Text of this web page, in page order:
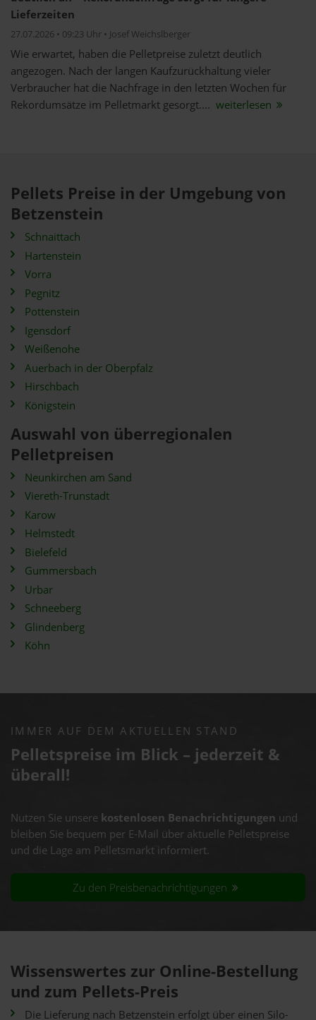
Lieferzeiten
27.07.2026 • 09:23 Uhr • Josef Weichslberger
Wie erwartet, haben die Pelletpreise zuletzt deutlich
angezogen. Nach der langen Kaufzurückhaltung vieler
Verbraucher hat die Nachfrage in den letzten Wochen für
Rekordumsätze im Pelletmarkt gesorgt.... weiterlesen
Pellets Preise in der Umgebung von
Betzenstein
Schnaittach
Hartenstein
Vorra
Pegnitz
Pottenstein
Igensdorf
Weißenohe
Auerbach in der Oberpfalz
Hirschbach
Königstein
Auswahl von überregionalen
Pelletpreisen
Neunkirchen am Sand
Viereth-Trunstadt
Karow
Helmstedt
Bielefeld
Gummersbach
Urbar
Schneeberg
Glindenberg
Köhn
IMMER AUF DEM AKTUELLEN STAND
Pelletspreise im Blick – jederzeit &
überall!
Nutzen Sie unsere kostenlosen Benachrichtigungen und
bleiben Sie bequem per E-Mail über aktuelle Pelletspreise
und die Lage am Pelletsmarkt informiert.
Zu den Preisbenachrichtigungen
Wissenswertes zur Online-Bestellung
und zum Pellets-Preis
Die Lieferung nach Betzenstein erfolgt über einen Silo-